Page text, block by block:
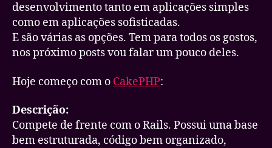
desenvolvimento tanto em aplicações simples
como em aplicações sofisticadas.
E são várias as opções. Tem para todos os gostos,
nos próximo posts vou falar um pouco deles.
Hoje começo com o CakePHP:
Descrição:
Compete de frente com o Rails. Possui uma base
bem estruturada, código bem organizado,